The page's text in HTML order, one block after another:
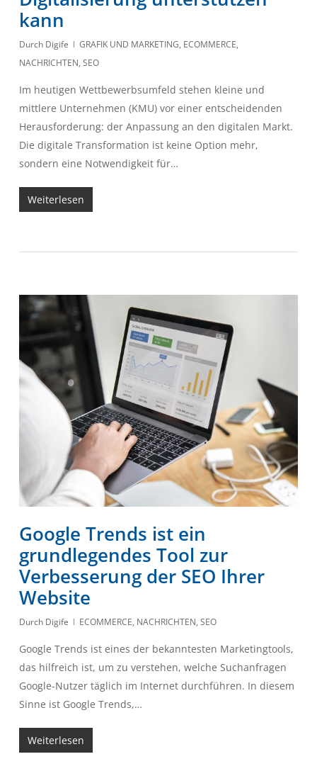
kann
Durch Digife GRAFIK UND MARKETING, ECOMMERCE,
NACHRICHTEN, SEO
Im heutigen Wettbewerbsumfeld stehen kleine und
mittlere Unternehmen (KMU) vor einer entscheidenden
Herausforderung: der Anpassung an den digitalen Markt.
Die digitale Transformation ist keine Option mehr,
sondern eine Notwendigkeit für…
Weiterlesen
Google Trends ist ein
grundlegendes Tool zur
Verbesserung der SEO Ihrer
Website
Durch Digife ECOMMERCE, NACHRICHTEN, SEO
Google Trends ist eines der bekanntesten Marketingtools,
das hilfreich ist, um zu verstehen, welche Suchanfragen
Google-Nutzer täglich im Internet durchführen. In diesem
Sinne ist Google Trends,…
Weiterlesen